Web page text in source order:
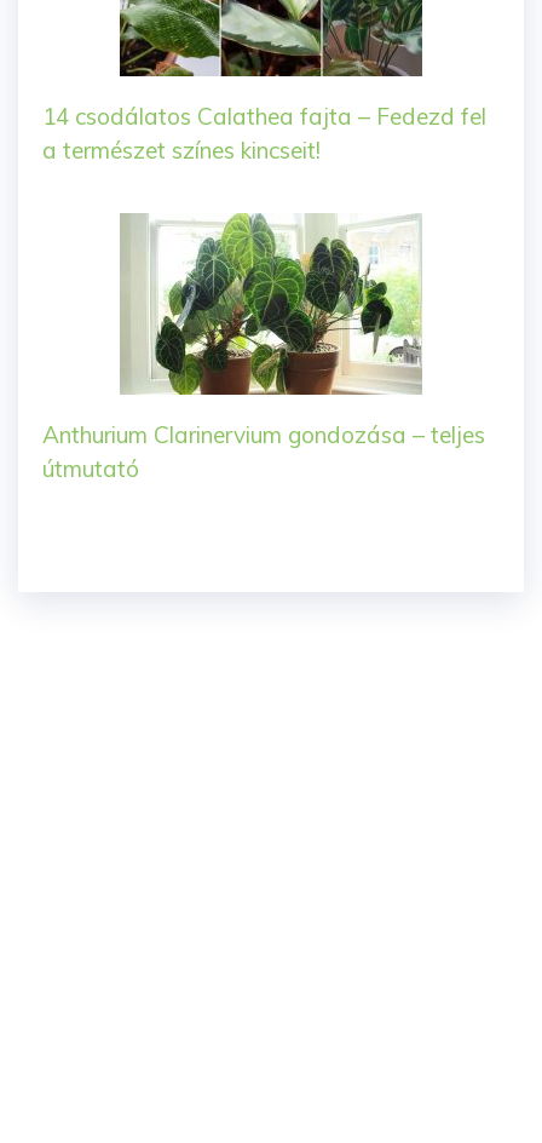
14 csodálatos Calathea fajta – Fedezd fel
a természet színes kincseit!
Anthurium Clarinervium gondozása – teljes
útmutató